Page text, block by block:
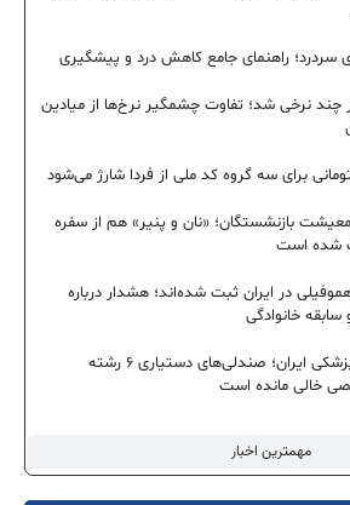
مهمترین اخبار
سردرد؛ راهنمای جامع کاهش درد و پیشگیری
چند نرخی شد؛ تفاوت چشمگیر نرخ‌ها از میادین
برای سه گروه کد ملی از فردا شارژ می‌شود
بازنشستگان؛ «نان و پنیر» هم از سفره
شده است
۵۰۰ بیمار هموفیلی در ایران ثبت شده‌اند؛ هشدار درباره
خانوادگی
هشدار درباره آینده پزشکی ایران؛ صندلی‌های دستیاری ۶ رشته
خالی مانده است